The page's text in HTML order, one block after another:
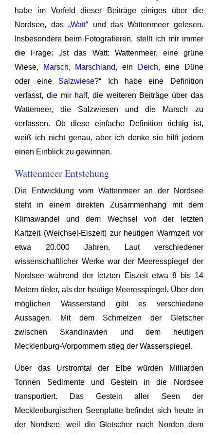
habe im Vorfeld dieser Beiträge einiges über die
Nordsee, das „Watt“ und das Wattenmeer gelesen.
Insbesondere beim Fotografieren, stellt ich mir immer
die Frage: „Ist das Watt: Wattenmeer, eine grüne
Wiese,
Marsch, Marschland, ein Deich, eine Düne
oder eine Salzwiese?“ Ich habe eine Definition
verfasst, die mir half, die weiteren Beiträge über das
Wattemeer, die Salzwiesen und die Marsch zu
verfassen. Ob diese einfache Definition richtig ist,
weiß ich nicht genau, aber ich denke sie hilft jedem
einen Einblick zu gewinnen.
Wattenmeer Entstehung
Die Entwicklung vom Wattenmeer an der Nordsee
steht in einem direkten Zusammenhang mit dem
Klimawandel und dem Wechsel von der letzten
Kaltzeit (Weichsel-Eiszeit) zur heutigen Warmzeit vor
etwa 20.000 Jahren. Laut verschiedener
wissenschaftlicher Werke war der Meeresspiegel der
Nordsee während der letzten Eiszeit etwa 8 bis 14
Metern tiefer, als der heutige Meeresspiegel. Über den
möglichen Wasserstand gibt es verschiedene
Aussagen. Mit dem Schmelzen der Gletscher
zwischen Skandinavien und dem heutigen
Mecklenburg-Vorpommern stieg der Wasserspiegel.
Über das Urstromtal der Elbe würden Milliarden
Tonnen Sedimente und Gestein in die Nordsee
transportiert. Das Gestein aller Seen der
Mecklenburgischen Seenplatte befindet sich heute in
der Nordsee, weil die Gletscher nach Norden dem